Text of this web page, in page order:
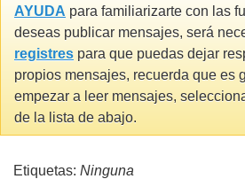
AYUDA para familiarizarte con las
deseas publicar mensajes, será
registres para que puedas dejar
propios mensajes, recuerda que es
empezar a leer mensajes,
de la lista de abajo.
Etiquetas: Ninguna